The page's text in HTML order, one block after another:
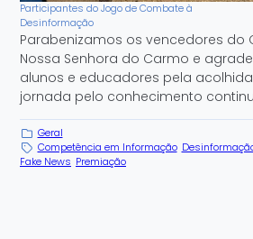
Participantes do Jogo de Combate à
Desinformação
Parabenizamos os vencedores do
Nossa Senhora do Carmo e
alunos e educadores pela
jornada pelo conhecimento
Geral
Competência em Informação
Fake News Premiação